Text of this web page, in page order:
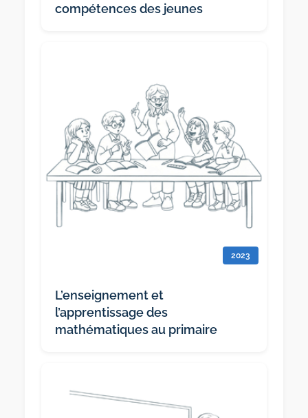
compétences des jeunes
2023
L’enseignement et
l’apprentissage des
mathématiques au primaire